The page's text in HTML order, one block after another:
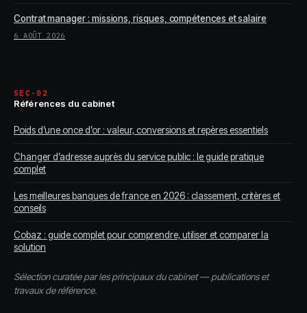
Contrat manager : missions, risques, compétences et salaire
6 AOÛT 2026
SEC-02
Références du cabinet
Poids d’une once d’or : valeur, conversions et repères essentiels
Changer d’adresse auprès du service public : le guide pratique
complet
Les meilleures banques de france en 2026 : classement, critères et
conseils
Cobaz : guide complet pour comprendre, utiliser et comparer la
solution
Sélection curatée par les principaux du cabinet — publications et
travaux de référence.